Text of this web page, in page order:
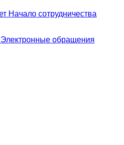
Начало сотрудничества
Электронные обращения